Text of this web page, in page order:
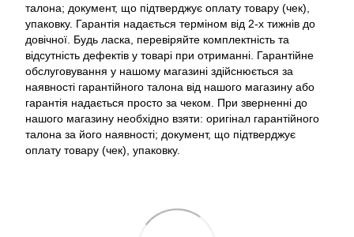
талона; документ, що підтверджує оплату товару (чек),
упаковку. Гарантія надається терміном від 2-х тижнів до
довічної. Будь ласка, перевіряйте комплектність та
відсутність дефектів у товарі при отриманні. Гарантійне
обслуговування у нашому магазині здійснюється за
наявності гарантійного талона від нашого магазину або
гарантія надається просто за чеком. При зверненні до
нашого магазину необхідно взяти: оригінал гарантійного
талона за його наявності; документ, що підтверджує
оплату товару (чек), упаковку.